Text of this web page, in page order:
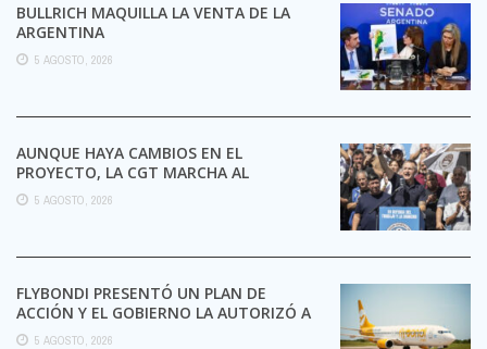
BULLRICH MAQUILLA LA VENTA DE LA
ARGENTINA
5 AGOSTO, 2026
AUNQUE HAYA CAMBIOS EN EL
PROYECTO, LA CGT MARCHA AL
CONGRESO CONTRA LA LEY DE ...
5 AGOSTO, 2026
FLYBONDI PRESENTÓ UN PLAN DE
ACCIÓN Y EL GOBIERNO LA AUTORIZÓ A
SEGUIR OPERANDO
5 AGOSTO, 2026